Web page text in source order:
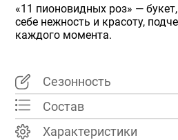
«11 пионовидных роз» —
себе нежность и красоту,
каждого момента.
Сезонность
Состав
Характеристики